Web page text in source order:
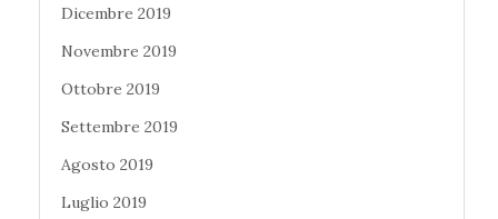
Dicembre 2019
Novembre 2019
Ottobre 2019
Settembre 2019
Agosto 2019
Luglio 2019